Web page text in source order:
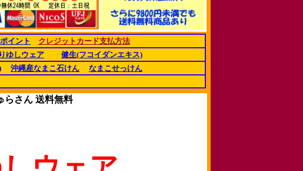
イント
クレジットカード支払方法
ゆしウェア
健生(フコイダンエキス)
沖縄産なまこ石けん
なまこせっけん
らさん 送料無料